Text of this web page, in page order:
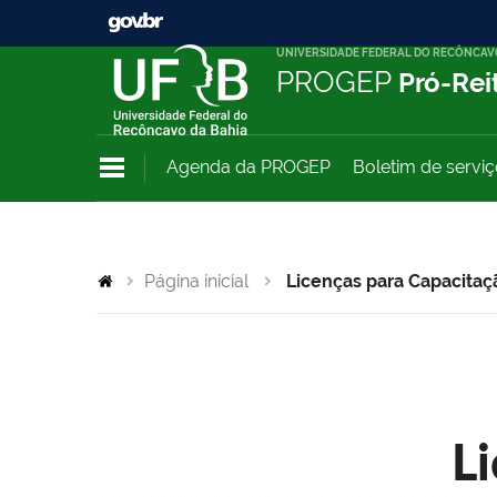
UNIVERSIDADE FEDERAL DO
PROGEP Pró-
Agenda da PROGEP Boletim de
Página inicial Licenças para